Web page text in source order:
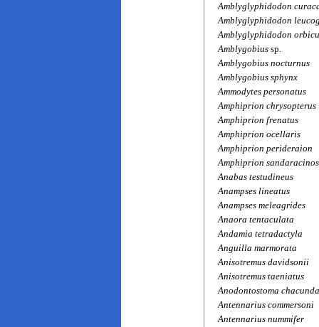
Amblyglyphidodon
Amblyglyphidodon
Amblyglyphidodon
Amblygobius sp.
Amblygobius nocturnus
Amblygobius sphynx
Ammodytes personatus
Amphiprion chrysopterus
Amphiprion frenatus
Amphiprion ocellaris
Amphiprion perideraion
Amphiprion sandaracinos
Anabas testudineus
Anampses lineatus
Anampses meleagrides
Anaora tentaculata
Andamia tetradactyla
Anguilla marmorata
Anisotremus davidsonii
Anisotremus taeniatus
Anodontostoma chacunda
Antennarius commersoni
Antennarius nummifer